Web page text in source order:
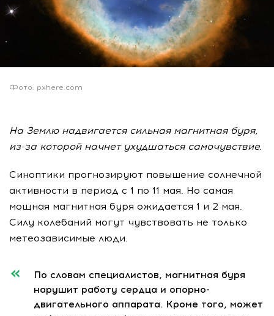
Фото: pxhere.com
На Землю надвигается сильная магнитная буря,
из-за которой начнет ухудшаться самочувствие.
Синоптики прогнозируют повышение солнечной
активности в период с 1 по 11 мая. Но самая
мощная магнитная буря ожидается 1 и 2 мая.
Силу колебаний могут чувствовать не только
метеозависимые люди.
По словам специалистов, магнитная буря
нарушит работу сердца и опорно-
двигательного аппарата. Кроме того, может